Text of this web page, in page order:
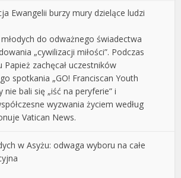
Ewangelii burzy mury dzielące ludzi
młodych do odważnego świadectwa
„cywilizacji miłości”. Podczas
Papież zachęcał uczestników
spotkania „GO! Franciscan Youth
nie bali się „iść na peryferie” i
wyzwania życiem według
Vatican News.
w Asyżu: odwaga wyboru na całe